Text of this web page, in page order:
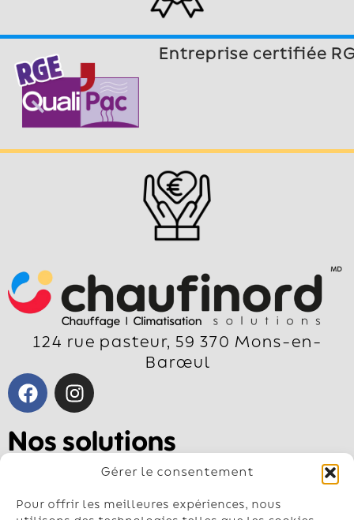
Gérer le consentement
Pour offrir les meilleures expériences, nous
Entreprise certifiée
124 rue pasteur, 59 370 Mons-en-
Barœul
Nos solutions
Pompe à chaleur air-air
Géothermie